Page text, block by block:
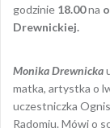
godzinie 18.00na
Drewnickiej.
Monika Drewnicka
matka, artystka o
uczestniczka
Radomiu. Mówi o